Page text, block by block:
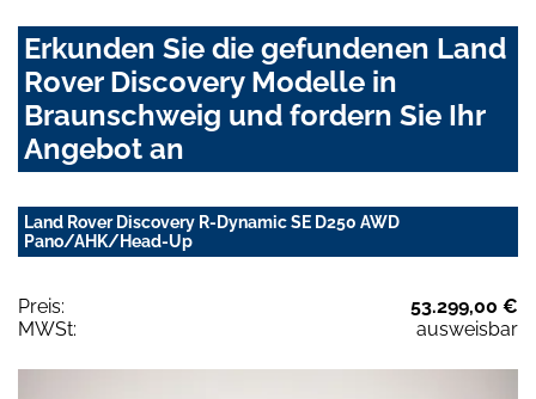
Erkunden Sie die gefundenen Land
Rover Discovery Modelle in
Braunschweig und fordern Sie Ihr
Angebot an
Land Rover Discovery R-Dynamic SE D250 AWD
Pano/AHK/Head-Up
Preis:
53.299,00 €
MWSt:
ausweisbar